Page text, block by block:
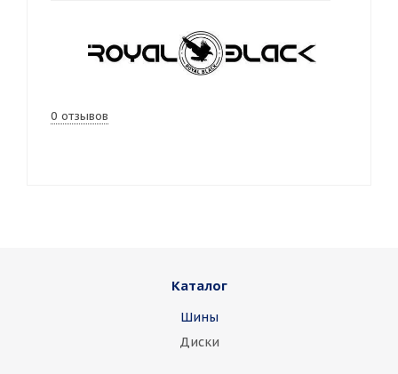
0 отзывов
Каталог
Шины
Диски